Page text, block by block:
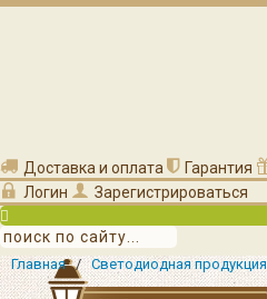
Доставка и оплата Гарантия
Логин
Зарегистрироваться
Главная/Светодиодная